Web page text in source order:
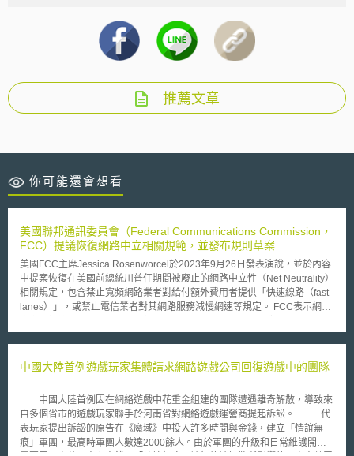
推薦文章
你可能還會想看
美國聯邦通訊委員會（Federal Communications Commission，
FCC）提議恢復網路中立相關規範，並發布規則草案
美國FCC主席Jessica Rosenworcel於2023年9月26日發表演說，並於內容
中提案恢復在美國前總統川普任期間被廢止的網路中立性（Net Neutrality）
相關規定，包含禁止寬頻網路業者對給付額外費用者提供「快速線路（fast
lanes）」，或禁止電信業者對其網路服務減慢網速等規定。 FCC表示網路
容受阻，或是需要支付額外費用取得。 2. 國家安全：將寬頻網路渠道重新
（resiliency），並要求網路業者在中斷網路時，需先行通知FCC與消費
學界的反對意見指出，在相關規定廢止期間，並未發現有網路業者因額外收
費而對消費者的網路內容或網速進行干預。故認為FCC誇大了這些隱憂。
2023年10月19日，FCC在內部表決後，確定開始恢復網路中立規則程序，
並於隔日發布包含最新草案內容之擬議規則制定通知（Notice of Proposed
Rulemaking），草案除包含以上4要點相關規範以外，亦包含對寬頻網路近
中國大陸首例遊戲玩家集體請求網路遊戲公司回復遊戲中的團隊
中國大陸首例因在網絡遊戲中花重金組建的團隊遭遇離奇解散，導致來
自多個省市的遊戲玩家聯手於河南省對網絡遊戲運營商提起訴訟。 代
表玩家提出訴訟的原告在《魔域》中投入許多時間與金錢，建立「情誼無
痕」軍團，最高時軍團人數達2000餘人。由於軍團的升級和日常維護開支